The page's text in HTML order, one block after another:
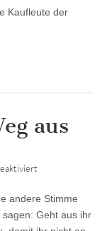
Kaufleute der
aus
einen
Weg
andere Stimme
Geht aus ihr